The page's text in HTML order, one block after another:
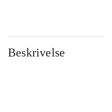
Beskrivelse